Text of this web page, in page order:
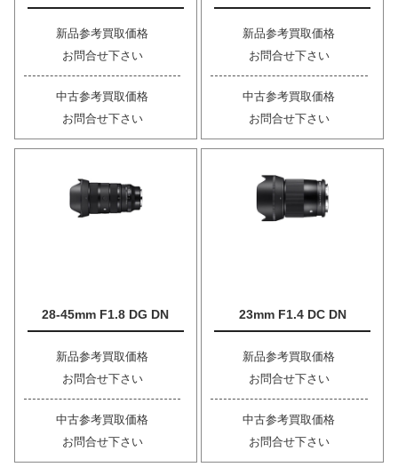
新品参考買取価格
お問合せ下さい
中古参考買取価格
お問合せ下さい
新品参考買取価格
お問合せ下さい
中古参考買取価格
お問合せ下さい
28-45mm F1.8 DG DN
新品参考買取価格
お問合せ下さい
中古参考買取価格
お問合せ下さい
23mm F1.4 DC DN
新品参考買取価格
お問合せ下さい
中古参考買取価格
お問合せ下さい